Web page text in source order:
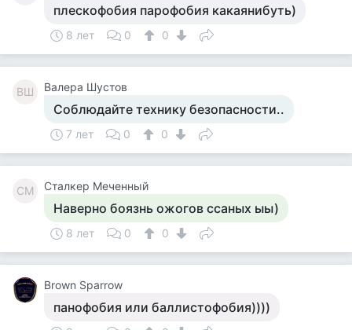
плескофобия парофобия какаянибуть)
8 лет 0 0
ВШ Валера Шустов
Соблюдайте технику безопасности..
7 лет 0 0
СМ Сталкер Меченный
Наверно боязнь ожогов ссаных ыы)
8 лет 0 0
Brown Sparrow
панофобия или баллистофобия))))